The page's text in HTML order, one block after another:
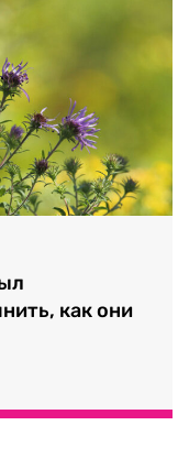
как они